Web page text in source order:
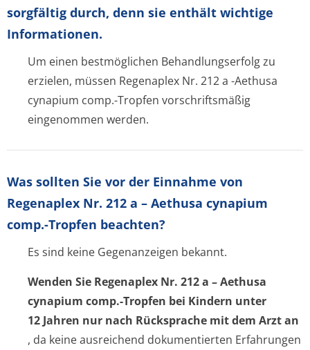
sorgfältig durch, denn sie enthält wichtige
Informationen.
Um einen bestmöglichen Behandlungserfolg zu
erzielen, müssen Regenaplex Nr. 212 a -Aethusa
cynapium comp.-Tropfen vorschriftsmäßig
eingenommen werden.
Was sollten Sie vor der Einnahme von
Regenaplex Nr. 212 a – Aethusa cynapium
comp.-Tropfen beachten?
Es sind keine Gegenanzeigen bekannt.
Wenden Sie Regenaplex Nr. 212 a – Aethusa
cynapium comp.-Tropfen bei Kindern unter
12 Jahren nur nach Rücksprache mit dem Arzt an
, da keine ausreichend dokumentierten Erfahrungen